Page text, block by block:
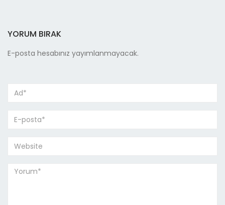
YORUM BIRAK
E-posta hesabınız yayımlanmayacak.